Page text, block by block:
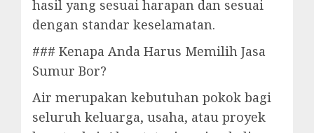
hasil yang sesuai harapan dan sesuai
dengan standar keselamatan.
### Kenapa Anda Harus Memilih Jasa
Sumur Bor?
Air merupakan kebutuhan pokok bagi
seluruh keluarga, usaha, atau proyek